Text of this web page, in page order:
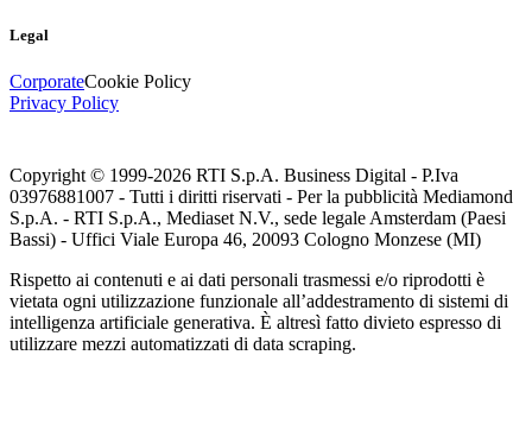
Legal
CorporateCookie Policy
Privacy Policy
Copyright © 1999-2026 RTI S.p.A. Business Digital - P.Iva
03976881007 - Tutti i diritti riservati - Per la pubblicità Mediamond
S.p.A. - RTI S.p.A., Mediaset N.V., sede legale Amsterdam (Paesi
Bassi) - Uffici Viale Europa 46, 20093 Cologno Monzese (MI)
Rispetto ai contenuti e ai dati personali trasmessi e/o riprodotti è
vietata ogni utilizzazione funzionale all’addestramento di sistemi di
intelligenza artificiale generativa. È altresì fatto divieto espresso di
utilizzare mezzi automatizzati di data scraping.